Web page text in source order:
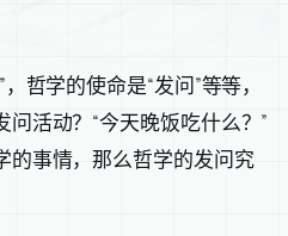
哲学的使命是“发问”等等，
活动？“今天晚饭吃什么？”
的事情，那么哲学的发问究